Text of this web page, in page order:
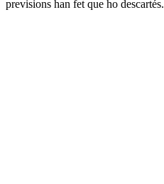
previsions han fet que ho descartés.